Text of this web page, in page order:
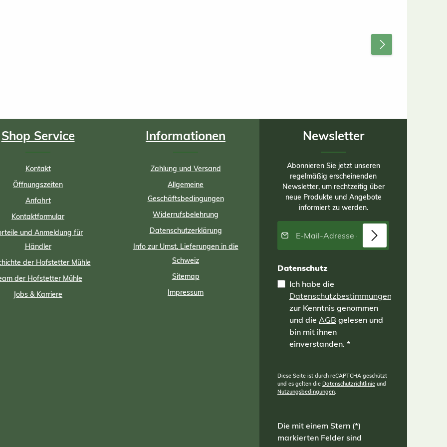
Shop Service
Kontakt
Öffnungszeiten
Anfahrt
Kontaktformular
und Anmeldung für
Händler
der Hofstetter Mühle
der Hofstetter Mühle
Jobs & Karriere
Informationen
Zahlung und Versand
Allgemeine
Geschäftsbedingungen
Widerrufsbelehrung
Datenschutzerklärung
Info zur Umst. Lieferungen in die
Schweiz
Sitemap
Impressum
Newsletter
Abonnieren Sie jetzt unseren
regelmäßig erscheinenden
Newsletter, um rechtzeitig über
neue Produkte und Angebote
informiert zu werden.
E-Mail-Adresse*
Datenschutz
Ich habe die
Datenschutzbestimmungen
zur Kenntnis genommen
und die AGB gelesen und
bin mit ihnen
einverstanden. *
Diese Seite ist durch reCAPTCHA geschützt
und es gelten die Datenschutzrichtlinie und
Nutzungsbedingungen.
Die mit einem Stern (*)
markierten Felder sind